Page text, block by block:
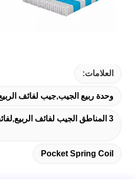
العلامات:
وحدة ربيع الجيب,جيب لفائف
3 المناطق الجيب لفائف الربيع,لفائف الربيع الجيبية,ملفات الربيع الجيبية للفرشاة
Pocket Spring Coil